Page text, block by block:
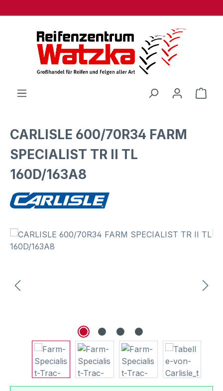
CARLISLE 600/70R34 FARM
SPECIALIST TR II TL
160D/163A8
Bildergalerie überspringen